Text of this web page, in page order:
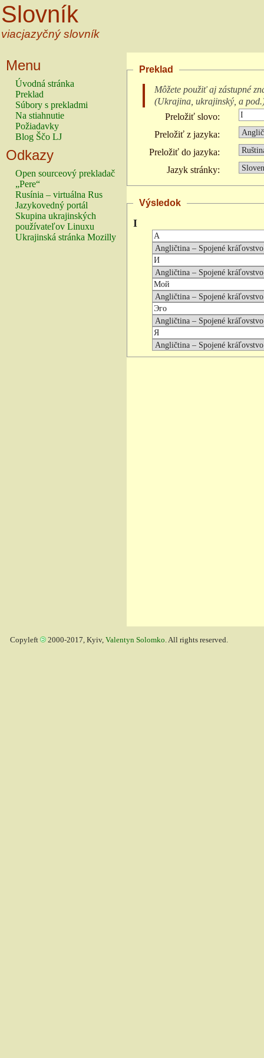
Slovník
viacjazyčný slovník
Menu
Úvodná stránka
Preklad
Súbory s prekladmi
Na stiahnutie
Požiadavky
Blog Ščo LJ
Odkazy
Open sourceový prekladač
„Pere“
Rusínia – virtuálna Rus
Jazykovedný portál
Skupina ukrajinských
používateľov Linuxu
Ukrajinská stránka Mozilly
Preklad
Môžete použiť aj zástupné
(Ukrajina, ukrajinský, a pod.
Preložiť slovo:
Preložiť z jazyka:
Preložiť do jazyka:
Jazyk stránky:
Výsledok
I
Copyleft 2000-2017, Kyiv, Valentyn Solomko. All rights reserved.